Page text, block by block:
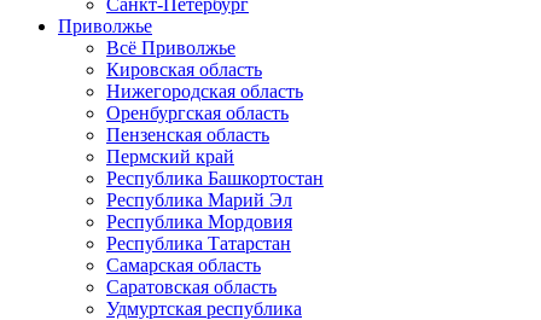
Санкт-Петербург
Приволжье
Всё Приволжье
Кировская область
Нижегородская область
Оренбургская область
Пензенская область
Пермский край
Республика Башкортостан
Республика Марий Эл
Республика Мордовия
Республика Татарстан
Самарская область
Саратовская область
Удмуртская республика